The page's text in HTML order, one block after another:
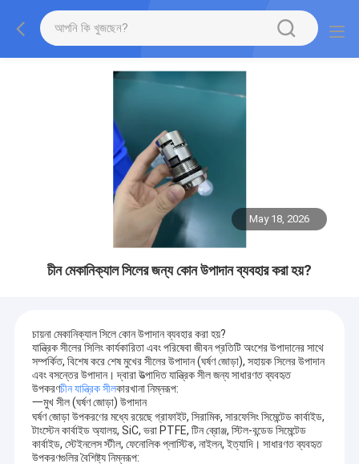
May 18, 2026
চীন মেকানিক্যাল সিলের জন্য কোন উপাদান ব্যবহার করা হয়?
চায়না মেকানিক্যাল সিলে কোন উপাদান ব্যবহার করা হয়?
যান্ত্রিক সীলের সিলিং কার্যকারিতা এবং পরিষেবা জীবন প্রতিটি অংশের উপাদানের সাথে
সম্পর্কিত, বিশেষ করে শেষ মুখের সীলের উপাদান (ঘর্ষণ জোড়া), সহায়ক সিলের উপাদান
এবং বসন্তের উপাদান। দ্বারা উত্পাদিত যান্ত্রিক সীল জন্য সাধারণত ব্যবহৃত
উপকরণচীন যান্ত্রিক সীলকারখানা নিম্নরূপ:
一মুখ সীল (ঘর্ষণ জোড়া) উপাদান
ঘর্ষণ জোড়া উপকরণের মধ্যে রয়েছে গ্রাফাইট, সিরামিক, সারফেসিং সিমেন্টেড কার্বাইড,
টাংস্টেন কার্বাইড অ্যালয়, SiC, ভরা PTFE, টিন ব্রোঞ্জ, স্টিল-বন্ডেড সিমেন্টেড
কার্বাইড, স্টেইনলেস স্টীল, ফেনোলিক প্লাস্টিক, নাইলন, ইত্যাদি। সাধারণত ব্যবহৃত
উপকরণগুলির বৈশিষ্ট্য নিম্নরূপ: